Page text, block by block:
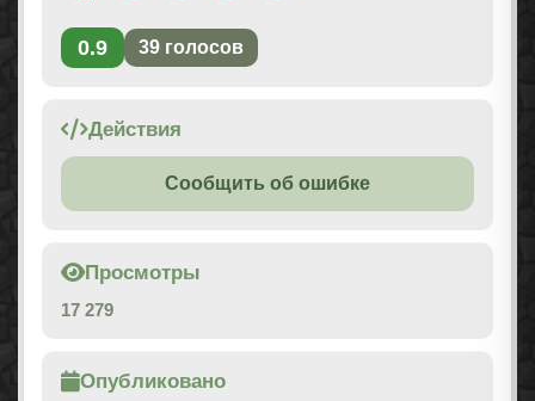
0.9 39 голосов
Действия
Сообщить об ошибке
Просмотры
17 279
Опубликовано